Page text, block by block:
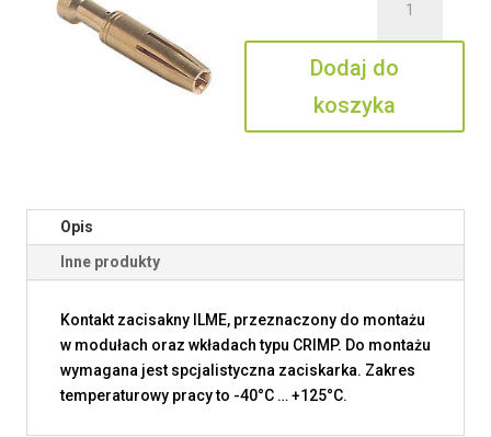
CCFJD
0.3
Dodaj do
koszyka
Opis
Inne produkty
Kontakt zacisakny ILME, przeznaczony do montażu
w modułach oraz wkładach typu CRIMP. Do montażu
wymagana jest spcjalistyczna zaciskarka. Zakres
temperaturowy pracy to -40°C … +125°C.